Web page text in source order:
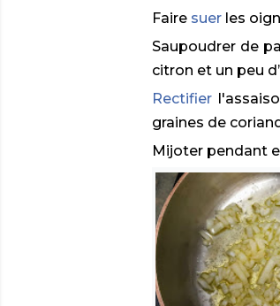
Faire suer les
Saupoudrer de
citron et un peu
Rectifier
graines de
Mijoter pendant